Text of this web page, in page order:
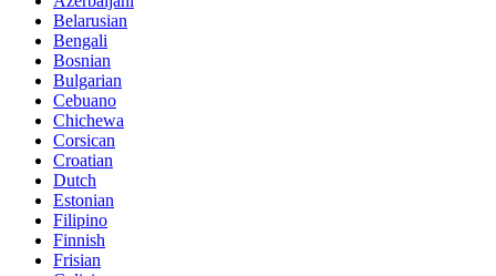
Belarusian
Bengali
Bosnian
Bulgarian
Cebuano
Chichewa
Corsican
Croatian
Dutch
Estonian
Filipino
Finnish
Frisian